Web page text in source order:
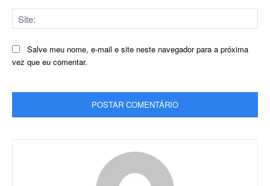
Salve meu nome, e-mail e site neste navegador para a próxima
vez que eu comentar.